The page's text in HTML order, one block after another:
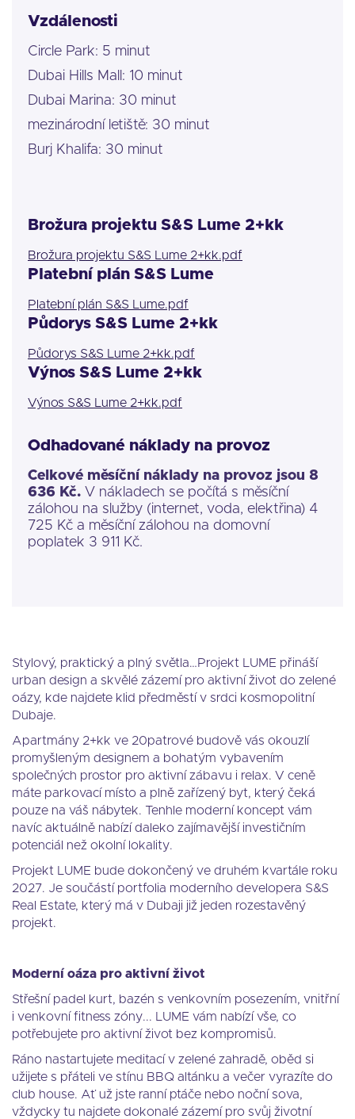
Vzdálenosti
Circle Park: 5 minut
Dubai Hills Mall: 10 minut
Dubai Marina: 30 minut
mezinárodní letiště: 30 minut
Burj Khalifa: 30 minut
Brožura projektu S&S Lume 2+kk
Brožura projektu S&S Lume 2+kk.pdf
Platební plán S&S Lume
Platební plán S&S Lume.pdf
Půdorys S&S Lume 2+kk
Půdorys S&S Lume 2+kk.pdf
Výnos S&S Lume 2+kk
Výnos S&S Lume 2+kk.pdf
Odhadované náklady na provoz
Celkové měsíční náklady na provoz jsou 8
636 Kč. V nákladech se počítá s měsíční
zálohou na služby (internet, voda, elektřina) 4
725 Kč a měsíční zálohou na domovní
poplatek 3 911 Kč.
Stylový, praktický a plný světla…Projekt LUME přináší
urban design a skvělé zázemí pro aktivní život do zelené
oázy, kde najdete klid předměstí v srdci kosmopolitní
Dubaje.
Apartmány 2+kk ve 20patrové budově vás okouzlí
promyšleným designem a bohatým vybavením
společných prostor pro aktivní zábavu i relax. V ceně
máte parkovací místo a plně zařízený byt, který čeká
pouze na váš nábytek. Tenhle moderní koncept vám
navíc aktuálně nabízí daleko zajímavější investičním
potenciál než okolní lokality.
Projekt LUME bude dokončený ve druhém kvartále roku
2027. Je součástí portfolia moderního developera S&S
Real Estate, který má v Dubaji již jeden rozestavěný
projekt.
Moderní oáza pro aktivní život
Střešní padel kurt, bazén s venkovním posezením, vnitřní
i venkovní fitness zóny... LUME vám nabízí vše, co
potřebujete pro aktivní život bez kompromisů.
Ráno nastartujete meditací v zelené zahradě, oběd si
užijete s přáteli ve stínu BBQ altánku a večer vyrazíte do
club house. Ať už jste ranní ptáče nebo noční sova,
vždycky tu najdete dokonalé zázemí pro svůj životní